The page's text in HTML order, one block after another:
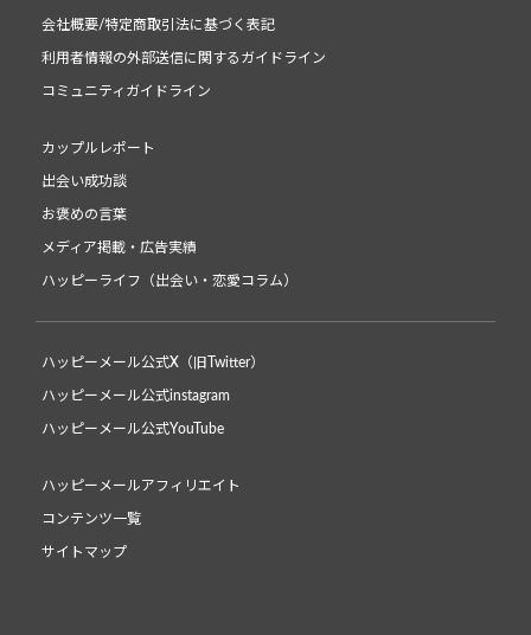
会社概要/特定商取引法に基づく表記
利用者情報の外部送信に関するガイドライン
コミュニティガイドライン
カップルレポート
出会い成功談
お褒めの言葉
メディア掲載・広告実績
ハッピーライフ（出会い・恋愛コラム）
ハッピーメール公式X（旧Twitter）
ハッピーメール公式instagram
ハッピーメール公式YouTube
ハッピーメールアフィリエイト
コンテンツ一覧
サイトマップ